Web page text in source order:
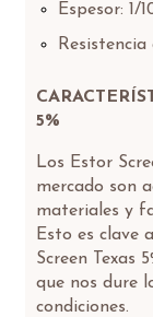
Espesor: 1/
5%
Los Estor
mercado son
materiales y
Esto es clave
Screen Texas
que nos dure
condiciones.